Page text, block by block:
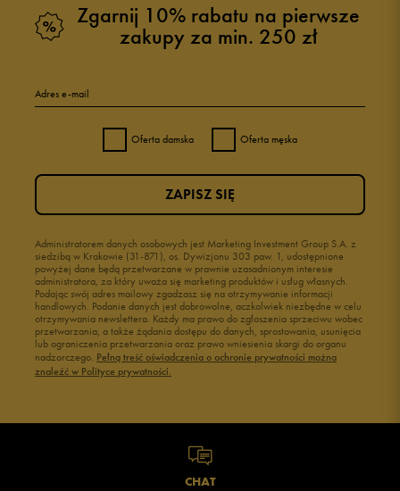
Zgarnij 10% rabatu na pierwsze
zakupy za min. 250 zł
Adres e-mail
Oferta damska Oferta męska
Administratorem danych osobowych jest Marketing Investment Group S.A. z
siedzibą w Krakowie (31-871), os. Dywizjonu 303 paw. 1, udostępnione
powyżej dane będą przetwarzane w prawnie uzasadnionym interesie
administratora, za który uważa się marketing produktów i usług własnych.
Podając swój adres mailowy zgadzasz się na otrzymywanie informacji
handlowych. Podanie danych jest dobrowolne, aczkolwiek niezbędne w celu
otrzymywania newslettera. Każdy ma prawo do zgłoszenia sprzeciwu wobec
przetwarzania, a także żądania dostępu do danych, sprostowania, usunięcia
lub ograniczenia przetwarzania oraz prawo wniesienia skargi do organu
nadzorczego. Pełną treść oświadczenia o ochronie prywatności można
znaleźć w Polityce prywatności.
ZAPISZ SIĘ
CHAT